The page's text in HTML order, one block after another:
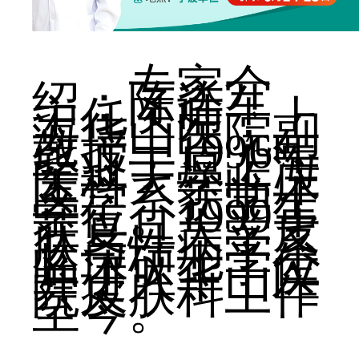
专家介
绍：陈连军，
主任医师，上
海华山医院副
教授，1996年
毕业于原上海
医科大学临床
医学系获学士
学位。1999年
获复旦大学皮
肤与性病学系
临床硕士学位
并进入华山医
院皮肤科工作
至今。